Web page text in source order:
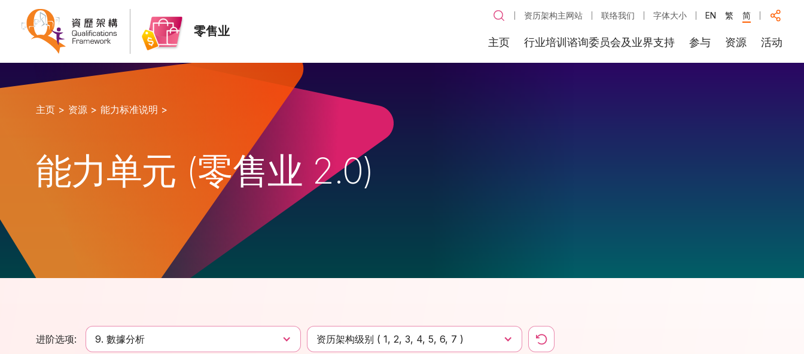
零售业
资历架构主网站 联络我们 字体大小 EN 繁 简
主页 行业培训谘询委员会及业界支持 参与 资源 活动
主页 > 资源 > 能力标准说明 >
能力单元 (零售业 2.0)
进阶选项: 9. 數據分析 资历架构级别 ( 1 2 3 4 5 6 7 )